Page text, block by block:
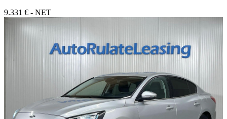
9.331 € - NET